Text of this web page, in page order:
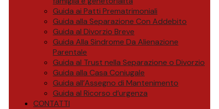
Guida ai Patti Prematrimoniali
Guida alla Separazione Con Addebito
Guida al Divorzio Breve
Guida Alla Sindrome Da Alienazione
Parentale
Guida al Trust nella Separazione o Divorzio
Guida alla Casa Coniugale
Guida all’Assegno di Mantenimento
Guida al Ricorso d’urgenza
CONTATTI